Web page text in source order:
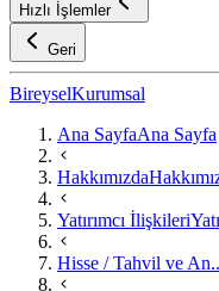
Hızlı İşlemler
Geri
BireyselKurumsal
Ana SayfaAna Sayfa
Hakkımızda
Yatırımcı İlişkileri
Hisse / Tahvil ve